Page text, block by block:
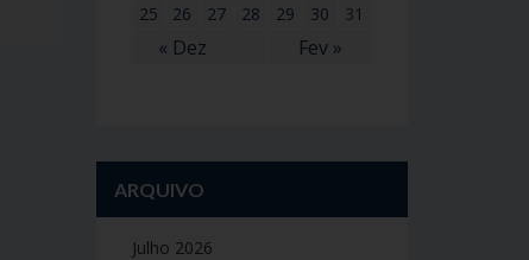
« Dez Fev »
25
26 27 28 29 30 31
ARQUIVO
Julho 2026